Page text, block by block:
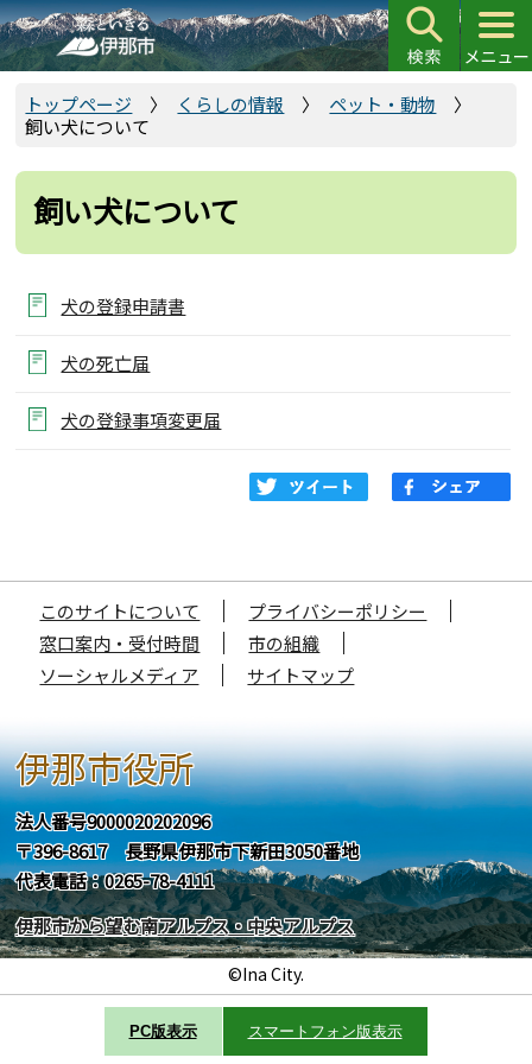
こ
の
ペ
で
トップページ くらしの情報
ペット・動物
飼い犬について
飼い犬について
犬の登録申請書
犬の死亡届
犬の登録事項変更届
このサイトについて
プライバシーポリシー
窓口案内・受付時間
市の組織
ソーシャルメディア
サイトマップ
伊那市役所
法人番号9000020202096
〒396-8617 長野県伊那市下新田3050番地
代表電話：0265-78-4111
伊那市から望む南アルプス・中央アルプス
©Ina City.
PC版表示 スマートフォン版表示